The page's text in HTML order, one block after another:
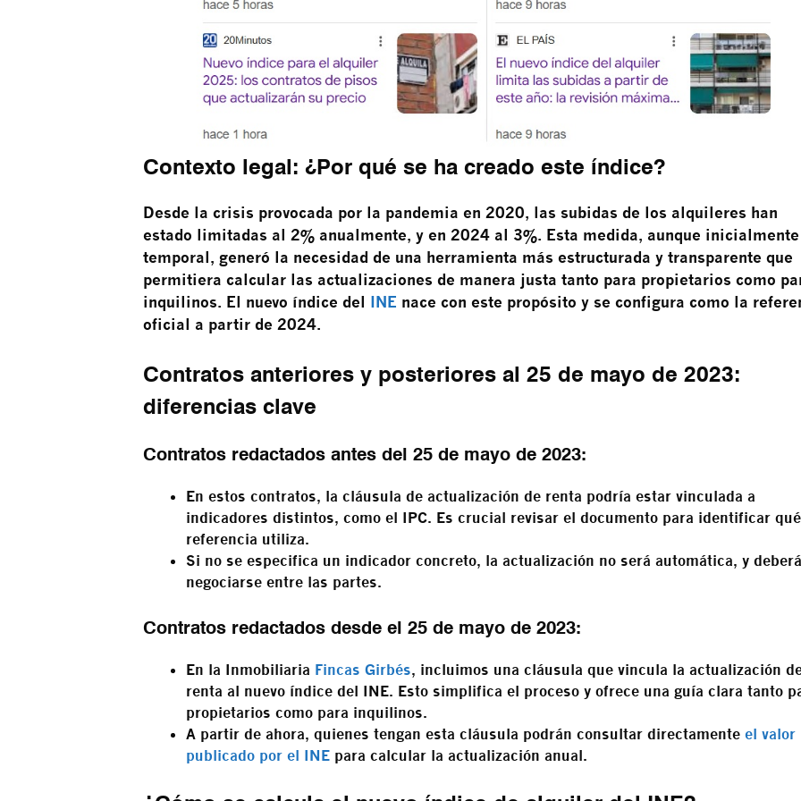
Contexto legal: ¿Por qué se ha creado este índice?
Desde la crisis provocada por la pandemia en 2020, las subidas de los alquileres han
estado limitadas al 2% anualmente, y en 2024 al 3%. Esta medida, aunque inicialmente
temporal, generó la necesidad de una herramienta más estructurada y transparente que
permitiera calcular las actualizaciones de manera justa tanto para propietarios como
inquilinos. El nuevo índice del INE nace con este propósito y se configura como la
oficial a partir de 2024.
Contratos anteriores y posteriores al 25 de mayo de 2023:
diferencias clave
Contratos redactados antes del 25 de mayo de 2023:
En estos contratos, la cláusula de actualización de renta podría estar vinculada a
indicadores distintos, como el IPC. Es crucial revisar el documento para identificar qué
referencia utiliza.
Si no se especifica un indicador concreto, la actualización no será automática, y deberá
negociarse entre las partes.
Contratos redactados desde el 25 de mayo de 2023:
En la Inmobiliaria Fincas Girbés, incluimos una cláusula que vincula la actualización
renta al nuevo índice del INE. Esto simplifica el proceso y ofrece una guía clara tanto
propietarios como para inquilinos.
A partir de ahora, quienes tengan esta cláusula podrán consultar directamente el valor
publicado por el INE para calcular la actualización anual.